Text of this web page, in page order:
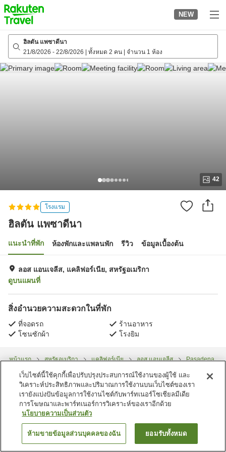
to
top
page
NEW
ฮิลตัน แพซาดีนา
21/8/2026 - 22/8/2026 ทั้งหมด 2 คน จำนวน 1 ห้อง
42
โรงแรม
ฮิลตัน แพซาดีนา
แนะนำที่พัก ห้องพักและแพลนพัก รีวิว ข้อมูลเบื้องต้น
ลอส แอนเจลีส, แคลิฟอร์เนีย, สหรัฐอเมริกา
ดูบนแผนที่
สิ่งอำนวยความสะดวกในที่พัก
ที่จอดรถ
ร้านอาหาร
โซนซักผ้า
โรงยิม
หน้าแรก สหรัฐอเมริกา แคลิฟอร์เนีย ลอส แอนเจลีส
Pasadena
ฮิลตัน แพซาดีนา
ค้นหาห้องพัก
เว็บไซต์นี้ใช้คุกกี้เพื่อปรับปรุงประสบการณ์ใช้งานของผู้ใช้ และ
วิเคราะห์ประสิทธิภาพและปริมาณการใช้งานบนเว็บไซต์ของเรา
เรายังแบ่งปันข้อมูลการใช้งานไซต์กับพาร์ทเนอร์โซเชียลมีเดีย
การโฆษณาและพาร์ทเนอร์การวิเคราะห์ของเราอีกด้วย
นโยบายความเป็นส่วนตัว
ห้ามขายข้อมูลส่วนบุคคลของฉัน ยอมรับทั้งหมด